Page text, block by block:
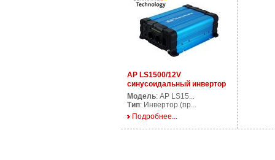
AP LS1500/12V
синусоидальный инвертор
1500 Ватт 12В
Модель: AP LS15...
Тип: Инвертор (пр...
Подробнее...